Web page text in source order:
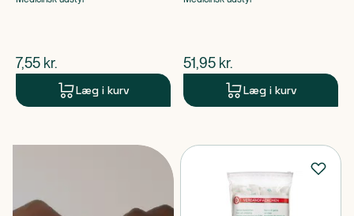
$nuværende pris
7,55 kr.
Læg i kurv
$nuværende pris
51,95 kr.
Læg i kurv